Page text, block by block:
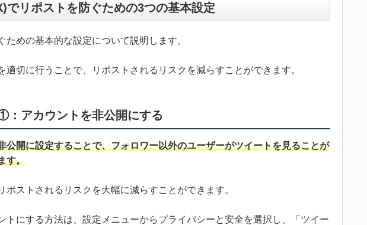
でリポストを防ぐための3つの基本設定
ための基本的な設定について説明します。
適切に行うことで、リポストされるリスクを減らすことができます。
：アカウントを非公開にする
公開に設定することで、フォロワー以外のユーザーがツイートを見ることが
す。
ポストされるリスクを大幅に減らすことができます。
トにする方法は、設定メニューからプライバシーと安全を選択し、「ツイー